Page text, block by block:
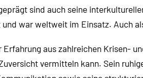
sind auch seine
war weltweit im Einsatz. Auch
Erfahrung aus zahlreichen Krisen-
vermitteln kann. Sein